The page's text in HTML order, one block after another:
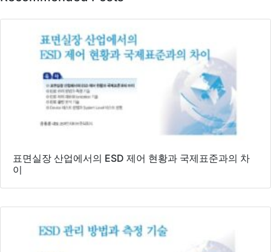
표면실장 산업에서의 ESD 제어 현황과 국제표준과의 차
이